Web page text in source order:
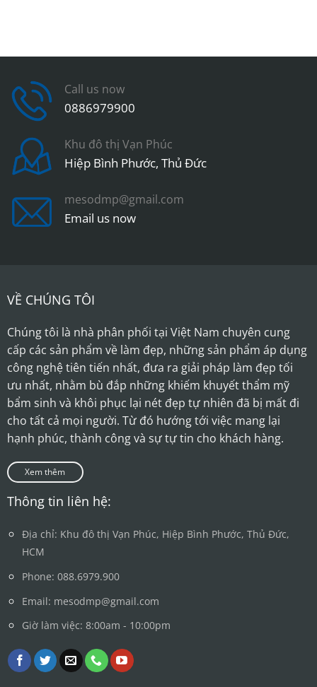
Call us now
0886979900
Khu đô thị Vạn Phúc
Hiệp Bình Phước, Thủ Đức
mesodmp@gmail.com
Email us now
VỀ CHÚNG TÔI
Chúng tôi là nhà phân phối tại Việt Nam chuyên cung
cấp các sản phẩm về làm đẹp, những sản phẩm áp dụng
công nghệ tiên tiến nhất, đưa ra giải pháp làm đẹp tối
ưu nhất, nhằm bù đắp những khiếm khuyết thẩm mỹ
bẩm sinh và khôi phục lại nét đẹp tự nhiên đã bị mất đi
cho tất cả mọi người. Từ đó hướng tới việc mang lại
hạnh phúc, thành công và sự tự tin cho khách hàng.
Xem thêm
Thông tin liên hệ:
Địa chỉ: Khu đô thị Vạn Phúc, Hiệp Bình Phước, Thủ Đức,
HCM
Phone: 088.6979.900
Email: mesodmp@gmail.com
Giờ làm việc: 8:00am - 10:00pm